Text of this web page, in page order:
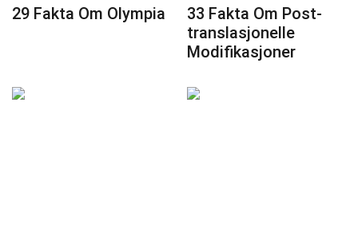
29 Fakta Om Olympia
33 Fakta Om Post-
translasjonelle
Modifikasjoner